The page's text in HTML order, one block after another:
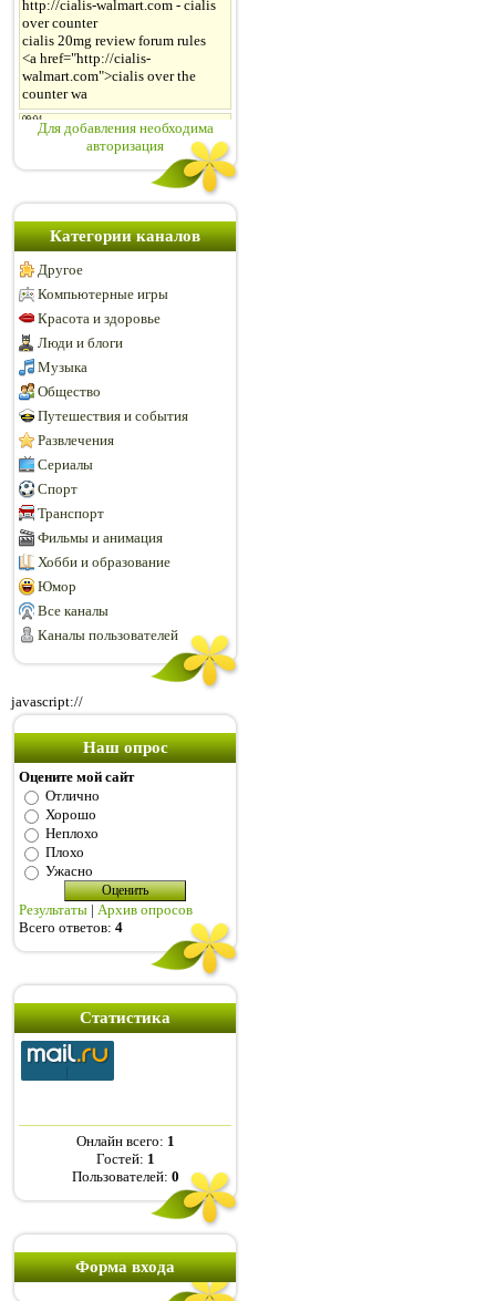
Для добавления необходима
авторизация
Категории каналов
Другое
Компьютерные игры
Красота и здоровье
Люди и блоги
Музыка
Общество
Путешествия и события
Развлечения
Сериалы
Спорт
Транспорт
Фильмы и анимация
Хобби и образование
Юмор
Все каналы
Каналы пользователей
javascript://
Наш опрос
Оцените мой сайт
Отлично
Хорошо
Неплохо
Плохо
Ужасно
Результаты | Архив опросов
Всего ответов: 4
Статистика
Онлайн всего: 1
Гостей: 1
Пользователей: 0
Форма входа